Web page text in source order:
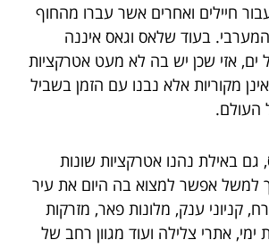
חיילים ואחרים אשר עברו מהחוף
בעוד שלאס וגאס איננה
ים, אזי שכן יש בה לא מעט אטרקציות
אינן מקוריות אלא נבנו עם הזמן בשביל
העולם.
גם באילת נהנו אטרקציות שונות
למשל אפשר למצוא בה היום את עיר
קניוני ענק, מלונות פאר, מזרקות
אתרי צלילה ועוד מגוון רחב של